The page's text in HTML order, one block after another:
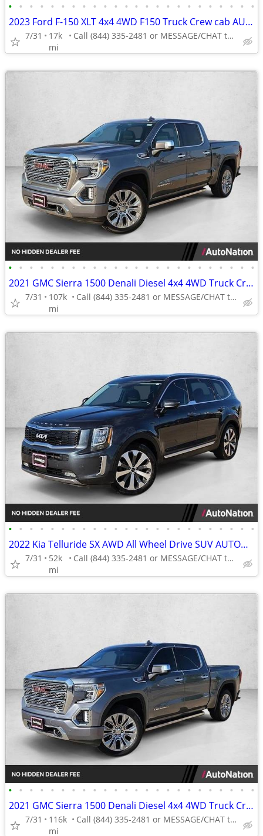
• • • • • • • • • • • • • • • • • • • • • • • •
2023 Ford F-150 XLT 4x4 4WD F150 Truck Crew cab AUTONATION
7/31
17k
mi
Call (844) 335-2481 or MESSAGE/CHAT to confirm availability
• • • • • • • • • • • • • • • • • • • • • • • •
2021 GMC Sierra 1500 Denali Diesel 4x4 4WD Truck Crew cab AUTONATION
7/31
107k
mi
Call (844) 335-2481 or MESSAGE/CHAT to confirm availability
• • • • • • • • • • • • • • • • • • • • • • • •
2022 Kia Telluride SX AWD All Wheel Drive SUV AUTONATION
7/31
52k
mi
Call (844) 335-2481 or MESSAGE/CHAT to confirm availability
• • • • • • • • • • • • • • • • • • • • • • • •
2021 GMC Sierra 1500 Denali Diesel 4x4 4WD Truck Crew cab AUTONATION
7/31
116k
mi
Call (844) 335-2481 or MESSAGE/CHAT to confirm availability